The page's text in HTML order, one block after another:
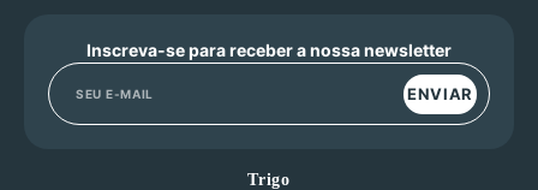
Inscreva-se para receber a nossa newsletter
ENVIAR
Trigo